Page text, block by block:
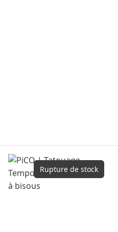
Rupture de stock